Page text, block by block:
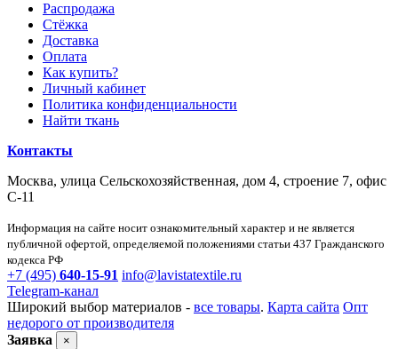
Распродажа
Стёжка
Доставка
Оплата
Как купить?
Личный кабинет
Политика конфиденциальности
Найти ткань
Контакты
Москва, улица Сельскохозяйственная, дом 4, строение 7, офис
С-11
Информация на сайте носит ознакомительный характер и не является
публичной офертой, определяемой положениями статьи 437 Гражданского
кодекса РФ
+7 (495) 640-15-91 info@lavistatextile.ru
Telegram-канал
Широкий выбор материалов - все товары. Карта сайта Опт
недорого от производителя
Заявка
×